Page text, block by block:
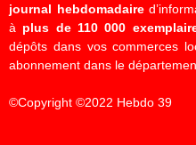
journal hebdomadaire
à plus de 110 000
dépôts dans vos commerces
abonnement dans le
©Copyright ©2022 Hebdo 39